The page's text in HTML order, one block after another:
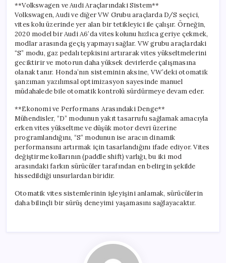
**Volkswagen ve Audi Araçlarındaki Sistem**
Volkswagen, Audi ve diğer VW Grubu araçlarda D/S seçici,
vites kolu üzerinde yer alan bir tetikleyici ile çalışır. Örneğin,
2020 model bir Audi A6’da vites kolunu hızlıca geriye çekmek,
modlar arasında geçiş yapmayı sağlar. VW grubu araçlardaki
“S” modu, gaz pedalı tepkisini artırarak vites yükseltmelerini
geciktirir ve motorun daha yüksek devirlerde çalışmasına
olanak tanır. Honda’nın sisteminin aksine, VW’deki otomatik
şanzıman yazılımsal optimizasyon sayesinde manuel
müdahalede bile otomatik kontrolü sürdürmeye devam eder.
**Ekonomi ve Performans Arasındaki Denge**
Mühendisler, “D” modunun yakıt tasarrufu sağlamak amacıyla
erken vites yükseltme ve düşük motor devri üzerine
programlandığını, “S” modunun ise aracın dinamik
performansını artırmak için tasarlandığını ifade ediyor. Vites
değiştirme kollarının (paddle shift) varlığı, bu iki mod
arasındaki farkın sürücüler tarafından en belirgin şekilde
hissedildiği unsurlardan biridir.
Otomatik vites sistemlerinin işleyişini anlamak, sürücülerin
daha bilinçli bir sürüş deneyimi yaşamasını sağlayacaktır.